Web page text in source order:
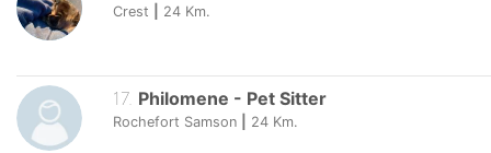
Crest 24 Km.
17. Philomene - Pet Sitter
Rochefort Samson 24 Km.